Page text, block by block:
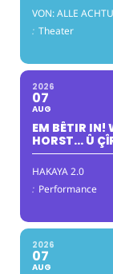
VON: ALLE
: Theater
2026
07
AUG
EM BÊTIR IN!
HORST… Û
HAKAYA 2.0
: Performance
2026
07
AUG